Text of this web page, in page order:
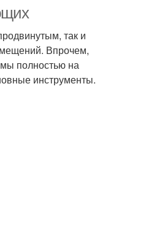
так и
Впрочем,
полностью на
инструменты.